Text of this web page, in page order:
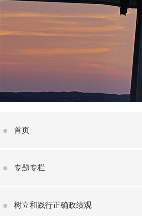
首页
专题专栏
树立和践行正确政绩观